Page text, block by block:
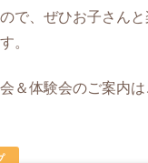
で、ぜひお子さん
。
＆体験会のご案内